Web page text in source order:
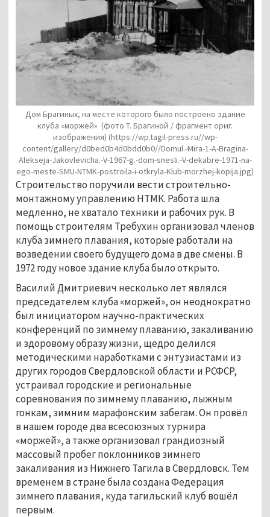
Дом Брагиных, на месте которого было построено здание
клуба «моржей» (фото Т. Брагиной / фрагмент ориг.
изображения) (https://wp.tagil-press.ru//wp-
content/gallery/d0bed0b4d0bdd0b0//Domul.-Mira-1-A-Bragina-
Alekseja-Jakovlevicha.-V-1967-g.-dom-snesli.-V-dekabre-1971-na-
ego-meste-SMU-NTMK-postroila-i-otkryla-Klub-morzhej-kopija.jpg)
Строительство поручили вести строительно-
монтажному управлению НТМК. Работа шла
медленно, не хватало техники и рабочих рук. В
помощь строителям Требухин организовал членов
клуба зимнего плавания, которые работали на
возведении своего будущего дома в две смены. В
1972 году новое здание клуба было открыто.
Василий Дмитриевич несколько лет являлся
председателем клуба «моржей», он неоднократно
был инициатором научно-практических
конференций по зимнему плаванию, закаливанию
и здоровому образу жизни, щедро делился
методическими наработками с энтузиастами из
других городов Свердловской области и РСФСР,
устраивал городские и региональные
соревнования по зимнему плаванию, лыжным
гонкам, зимним марафонским забегам. Он провёл
в нашем городе два всесоюзных турнира
«моржей», а также организовал грандиозный
массовый пробег поклонников зимнего
закаливания из Нижнего Тагила в Свердловск. Тем
временем в стране была создана Федерация
зимнего плавания, куда тагильский клуб вошёл
первым.